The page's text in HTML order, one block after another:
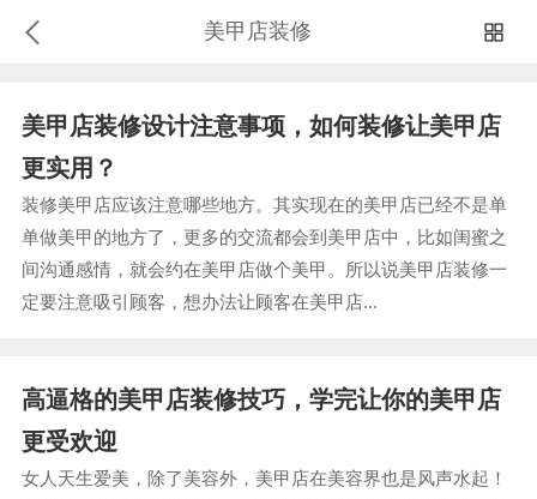
美甲店装修
美甲店装修设计注意事项，如何装修让美甲店
更实用？
装修美甲店应该注意哪些地方。其实现在的美甲店已经不是单
单做美甲的地方了，更多的交流都会到美甲店中，比如闺蜜之
间沟通感情，就会约在美甲店做个美甲。所以说美甲店装修一
定要注意吸引顾客，想办法让顾客在美甲店...
高逼格的美甲店装修技巧，学完让你的美甲店
更受欢迎
女人天生爱美，除了美容外，美甲店在美容界也是风声水起！